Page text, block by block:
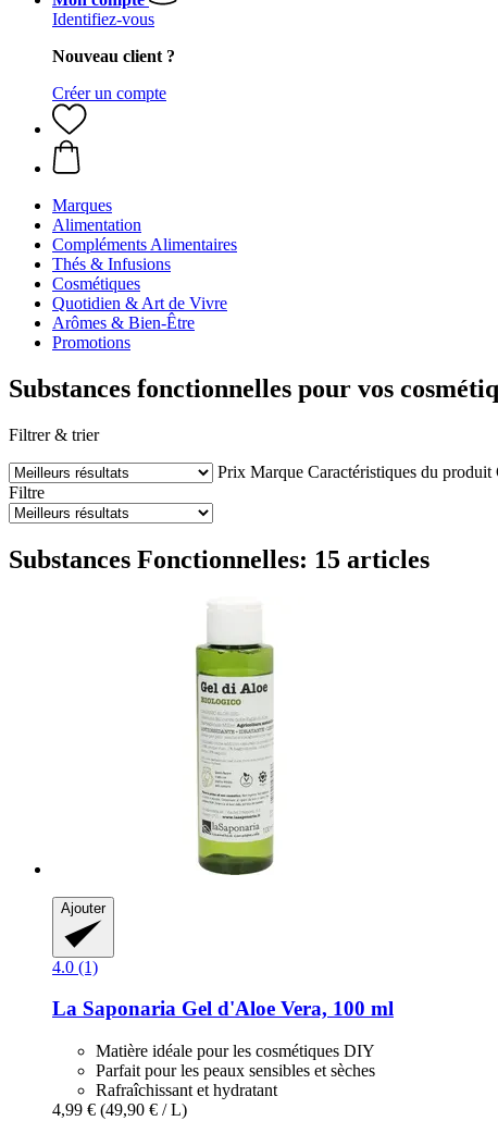
Identifiez-vous
Nouveau client ?
Créer un compte
Marques
Alimentation
Compléments Alimentaires
Thés & Infusions
Cosmétiques
Quotidien & Art de Vivre
Arômes & Bien-Être
Promotions
Substances fonctionnelles pour vos
Filtrer & trier
Prix Marque Caractéristiques du produit
Filtre
Substances Fonctionnelles: 15 articles
Ajouter
4.0 (1)
La Saponaria Gel d'Aloe Vera, 100 ml
Matière idéale pour les cosmétiques DIY
Parfait pour les peaux sensibles et sèches
Rafraîchissant et hydratant
4,99 € (49,90 € / L)